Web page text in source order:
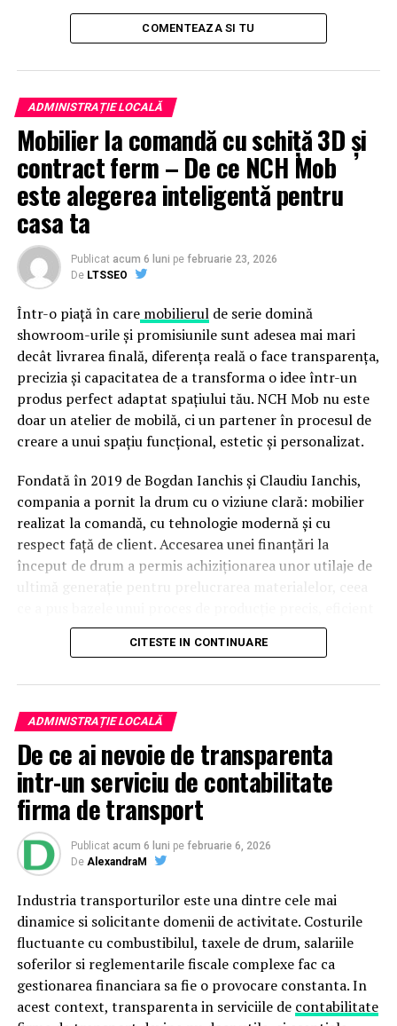
COMENTEAZA SI TU
ADMINISTRAȚIE LOCALĂ
Mobilier la comandă cu schiță 3D și
contract ferm – De ce NCH Mob
este alegerea inteligentă pentru
casa ta
Publicat acum 6 luni pe februarie 23, 2026
De LTSSEO
Într-o piață în caremobilierulde serie domină
showroom-urile și promisiunile sunt adesea mai mari
decât livrarea finală, diferența reală o face transparența,
precizia și capacitatea de a transforma o idee într-un
produs perfect adaptat spațiului tău. NCH Mob nu este
doar un atelier de mobilă, ci un partener în procesul de
creare a unui spațiu funcțional, estetic și personalizat.
Fondată în 2019 de Bogdan Ianchis și Claudiu Ianchis,
compania a pornit la drum cu o viziune clară: mobilier
realizat la comandă, cu tehnologie modernă și cu
respect față de client. Accesarea unei finanțări la
început de drum a permis achiziționarea unor utilaje de
ultimă generație pentru prelucrarea materialelor, ceea
și profesionist.
Mobilier la comandă cu schiță
3D – vezi rezultatul înainte de
execuție
Unul dintre cele mai importante avantaje oferite de
NCH Mob este realizarea unei schițe 3D pentru fiecare
proiect de mobilier la comandă. Această etapă este
esențială pentru că îți permite să vezi exact cum va
arăta mobila înainte de a intra în producție.
Prin randarea 3D poți analiza:
numărul și forma fronturilor
structura internă a corpurilor
proporțiile în raport cu spațiul disponibil
CITESTE IN CONTINUARE
ADMINISTRAȚIE LOCALĂ
De ce ai nevoie de transparenta
intr-un serviciu de contabilitate
firma de transport
Publicat acum 6 luni pe februarie 6, 2026
De AlexandraM
Industria transporturilor este una dintre cele mai
dinamice si solicitante domenii de activitate. Costurile
fluctuante cu combustibilul, taxele de drum, salariile
soferilor si reglementarile fiscale complexe fac ca
gestionarea financiara sa fie o provocare constanta. In
acest context, transparenta in serviciile de contabilitate